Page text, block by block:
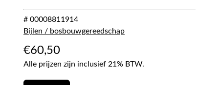
# 00008811914
Bijlen / bosbouwgereedschap
€60,50
Alle prijzen zijn inclusief 21% BTW.